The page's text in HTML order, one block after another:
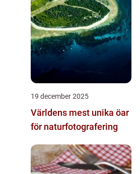
19 december 2025
Världens mest unika öar
för naturfotografering